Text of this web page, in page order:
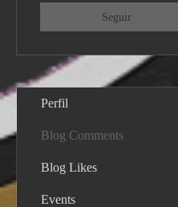
Seguir
Perfil
Blog Comments
Blog Likes
Events